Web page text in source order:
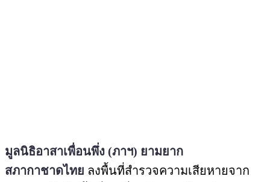
มูลนิธิอาสาเพื่อนพึ่ง (ภาฯ) ยามยาก
สภากาชาดไทย ลงพื้นที่สำรวจความเสียหายจาก